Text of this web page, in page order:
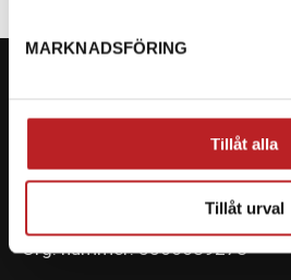
MARKNADSFÖRING
Tillåt alla
Tillåt urval
KONTAKTA OSS PÅ MOTORBITEN
Org. nummer: 5566689278